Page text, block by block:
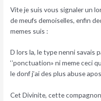
Vite je suis vous signaler un
de meufs demoiselles, enfin
memes suis :
D lors la, le type nenni savais
‘’ponctuation» ni meme ceci
le donf j’ai des plus abuse
Cet Divinite, cette